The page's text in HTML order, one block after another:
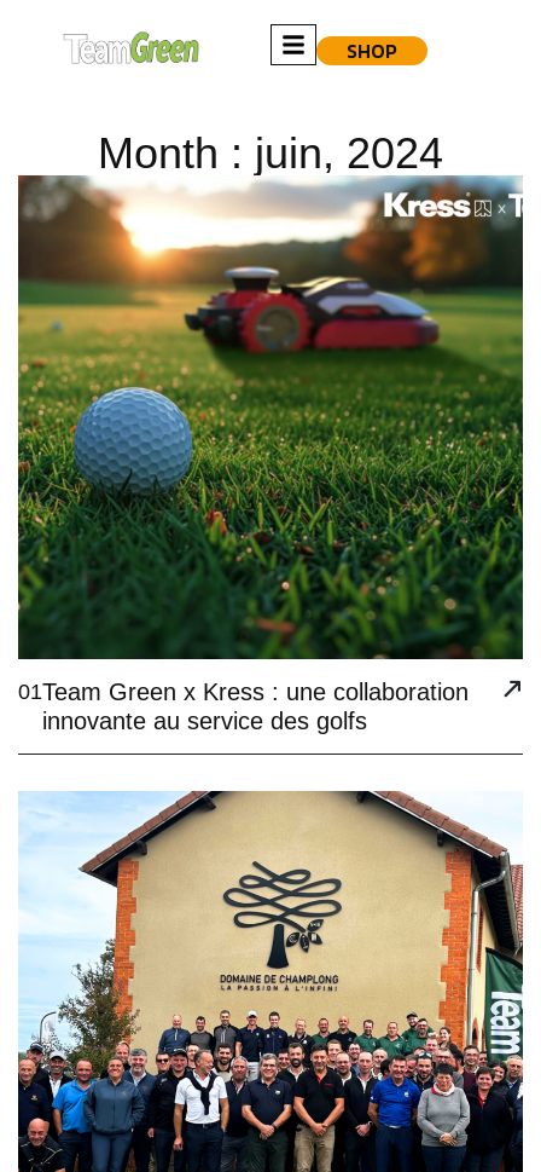
SHOP
Month : juin, 2024
01Team Green x Kress : une collaboration
innovante au service des golfs